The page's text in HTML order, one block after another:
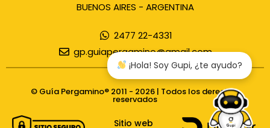
BUENOS AIRES - ARGENTINA
2477 22-4331
gp.guiapergamino@gmail.com
© Guía Pergamino® 2011 - 2026 | Todos los derechos
reservados
Sitio web
¡Hola! Soy Gupi, ¿te ayudo?